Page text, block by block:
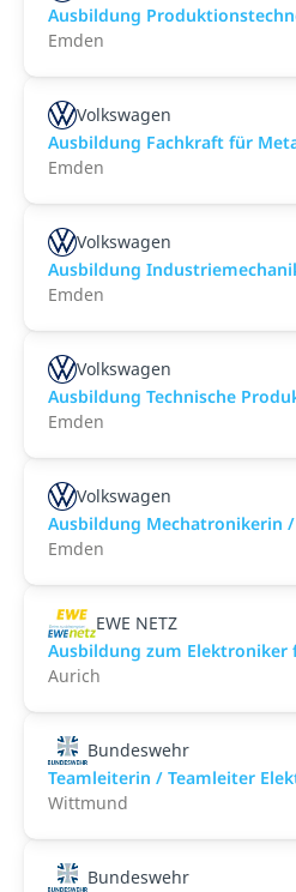
Ausbildung
Emden
Volkswagen
Ausbildung Fachkraft für
Emden
Volkswagen
Ausbildung
Emden
Volkswagen
Ausbildung Technische
Emden
Volkswagen
Ausbildung Mechatronikerin
Emden
EWE NETZ
Ausbildung zum
Aurich
Bundeswehr
Teamleiterin / Teamleiter
Wittmund
Bundeswehr